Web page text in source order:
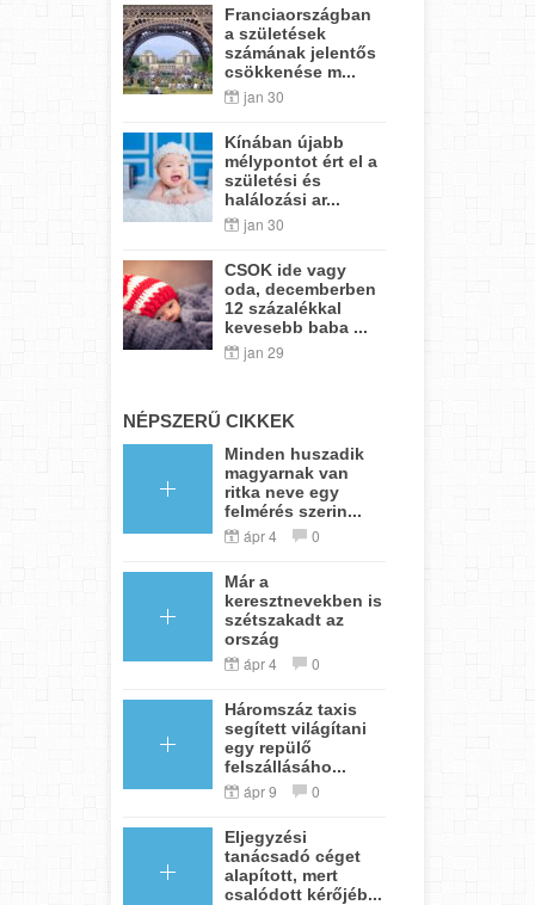
Franciaországban
a születések
számának jelentős
csökkenése m...
jan 30
Kínában újabb
mélypontot ért el a
születési és
halálozási ar...
jan 30
CSOK ide vagy
oda, decemberben
12 százalékkal
kevesebb baba ...
jan 29
NÉPSZERŰ CIKKEK
Minden huszadik
magyarnak van
ritka neve egy
felmérés szerin...
ápr 4 0
Már a
keresztnevekben is
szétszakadt az
ország
ápr 4 0
Háromszáz taxis
segített világítani
egy repülő
felszállásáho...
ápr 9 0
Eljegyzési
tanácsadó céget
alapított, mert
csalódott kérőjéb...